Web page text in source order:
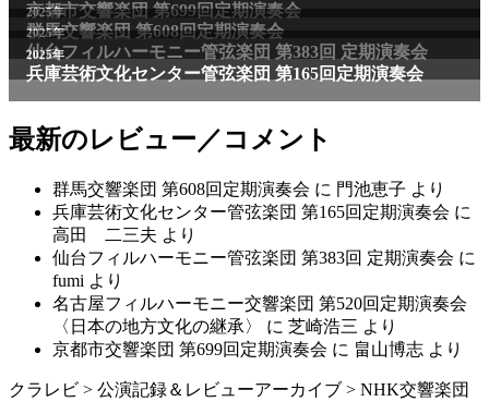
京都市交響楽団 第699回定期演奏会
2025年
群馬交響楽団 第608回定期演奏会
2025年
仙台フィルハーモニー管弦楽団 第383回 定期演奏会
2025年
兵庫芸術文化センター管弦楽団 第165回定期演奏会
最新のレビュー／コメント
群馬交響楽団 第608回定期演奏会 に 門池恵子 より
兵庫芸術文化センター管弦楽団 第165回定期演奏会 に
高田 二三夫 より
仙台フィルハーモニー管弦楽団 第383回 定期演奏会 に
fumi より
名古屋フィルハーモニー交響楽団 第520回定期演奏会
〈日本の地方文化の継承〉
に 芝崎浩三 より
京都市交響楽団 第699回定期演奏会 に 畠山博志 より
クラレビ > 公演記録＆レビューアーカイブ > NHK交響楽団